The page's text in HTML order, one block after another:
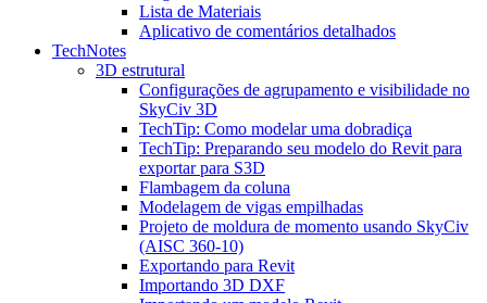
Lista de Materiais
Aplicativo de comentários detalhados
TechNotes
3D estrutural
Configurações de agrupamento e visibilidade no
SkyCiv 3D
TechTip: Como modelar uma dobradiça
TechTip: Preparando seu modelo do Revit para
exportar para S3D
Flambagem da coluna
Modelagem de vigas empilhadas
Projeto de moldura de momento usando SkyCiv
(AISC 360-10)
Exportando para Revit
Importando 3D DXF